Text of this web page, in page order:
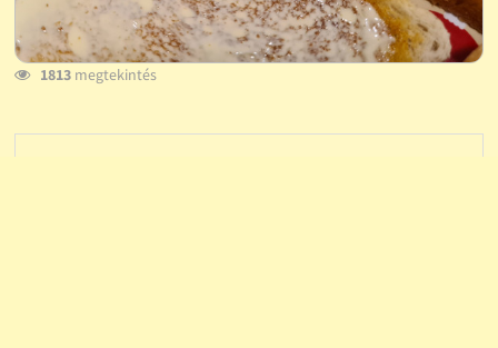
1813megtekintés